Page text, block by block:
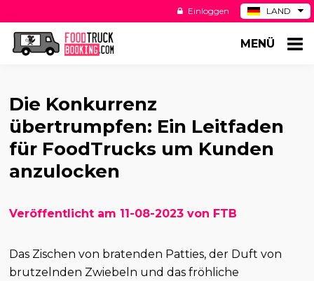
LAND
ES
Einloggen
MENÜ
Die Konkurrenz
übertrumpfen: Ein Leitfaden
für FoodTrucks um Kunden
anzulocken
Veröffentlicht am 11-08-2023 von FTB
Das Zischen von bratenden Patties, der Duft von
brutzelnden Zwiebeln und das fröhliche